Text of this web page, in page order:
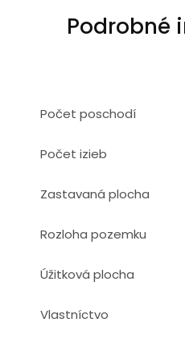
Podrobné
Počet poschodí
Počet izieb
Zastavaná plocha
Rozloha pozemku
Úžitková plocha
Vlastníctvo